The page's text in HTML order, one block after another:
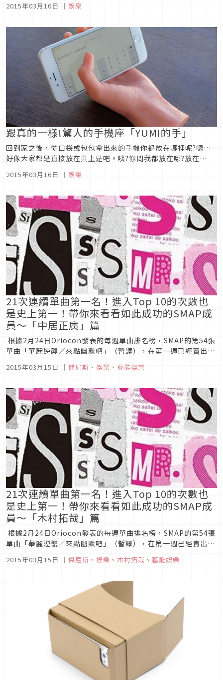
布川龍玄將以書法表現KISS四個成員的個人特色，並做成相關商
2015年03月16日 ｜ 娛樂
跟真的一樣!驚人的手機座「YUMI的手」
回到家之後，從口袋或包包拿出來的手機你都放在哪裡呢?嗯…
好像大家都是直接放在桌上是吧。咦?你問我都放在哪?放在
是這家Hamee株式會社這個月新發售的幸福手機座。名字就叫
就是...
2015年03月16日 ｜ 娛樂
21次連續單曲第一名！進入Top 10的次數也
是史上第一！帶你來看看如此成功的SMAP成
員～「中居正廣」篇
根據2月24日Oriocon發表的每週單曲排名榜，SMAP的第54張
單曲「華麗逆襲／來點幽默吧」（暫譯），在第一週已經賣出了
的第一次得到週次單曲冠軍的是「freebird」（2002年5月發
2015年03月15日 ｜ 傑尼斯 、 娛樂 、 藝能娛樂
21次連續單曲第一名！進入Top 10的次數也
是史上第一！帶你來看看如此成功的SMAP成
員～「木村拓哉」篇
根據2月24日Oriocon發表的每週單曲排名榜，SMAP的第54張
單曲「華麗逆襲／來點幽默吧」（暫譯），在第一週已經賣出了
約16萬張的CD，登上了Oricon的每週單曲排名榜首位。SMAP
的第一次得到週次單曲冠軍的是「freebird」（2002年5月發
2015年03月15日 ｜ 傑尼斯 、 娛樂 、 木村拓哉 、 藝能娛樂